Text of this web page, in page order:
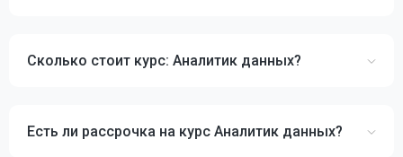
Сколько стоит курс: Аналитик данных?
Есть ли рассрочка на курс Аналитик данных?